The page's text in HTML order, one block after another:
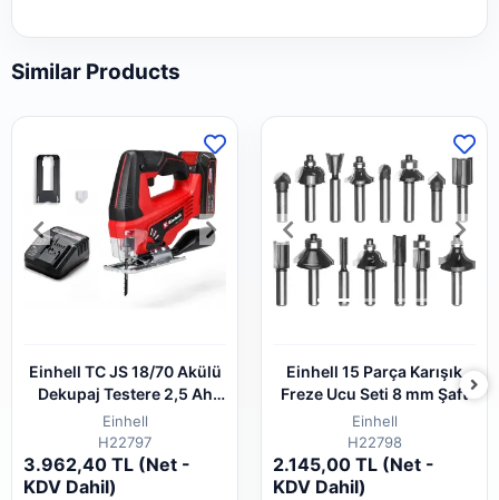
Similar Products
Einhell TC JS 18/70 Akülü
Dekupaj Testere 2,5 Ah
Tek Akülü
Einhell
H22797
3.962,40 TL (Net -
KDV Dahil)
Einhell 15 Parça Karışık
Freze Ucu Seti 8 mm Şaft
Einhell
H22798
2.145,00 TL (Net -
KDV Dahil)